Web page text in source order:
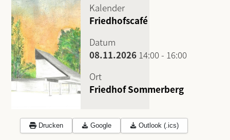
Kalender
Friedhofscafé
Datum
08.11.2026 14:00- 16:00
Ort
Friedhof Sommerberg
Drucken Google Outlook (.ics)